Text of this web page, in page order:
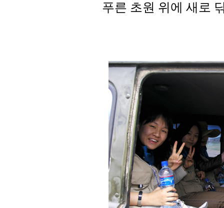
푸른 초원 위에 새로